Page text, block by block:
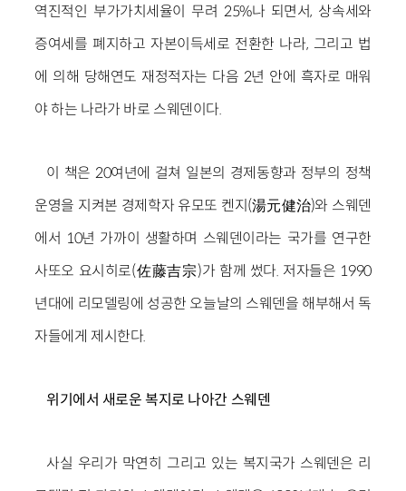
역진적인 부가가치세율이 무려 25%나 되면서, 상속세와
증여세를 폐지하고 자본이득세로 전환한 나라, 그리고 법
에 의해 당해연도 재정적자는 다음 2년 안에 흑자로 매워
야 하는 나라가 바로 스웨덴이다.
이 책은 20여년에 걸쳐 일본의 경제동향과 정부의 정책
운영을 지켜본 경제학자 유모또 켄지(湯元健治)와 스웨덴
에서 10년 가까이 생활하며 스웨덴이라는 국가를 연구한
사또오 요시히로(佐藤吉宗)가 함께 썼다. 저자들은 1990
년대에 리모델링에 성공한 오늘날의 스웨덴을 해부해서 독
자들에게 제시한다.
위기에서 새로운 복지로 나아간 스웨덴
사실 우리가 막연히 그리고 있는 복지국가 스웨덴은 리